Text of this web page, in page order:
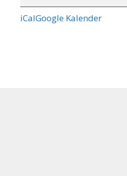
iCalGoogle Kalender